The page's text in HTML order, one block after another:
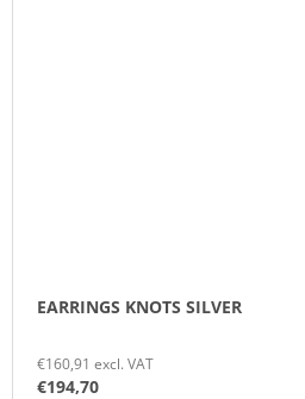
EARRINGS KNOTS SILVER
€160,91 excl. VAT
€194,70